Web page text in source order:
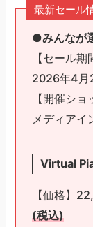
最新セール
●みんなが
【セール期
2026年4月
【開催ショ
メディアイ
Virtual
【価格】
(税込)